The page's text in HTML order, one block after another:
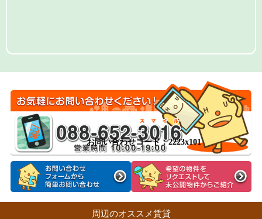
お問い合わせコード：2223x101
周辺のオススメ賃貸